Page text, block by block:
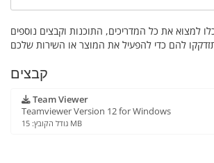
למצוא את כל המדריכים, התוכנות וקבצים נוספים
קבצים
Team Viewer
Teamviewer Version 12 for Windows
גודל הקובץ: 15 MB